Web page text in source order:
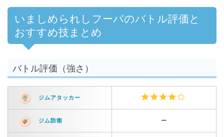
いましめられしフーパのバトル評価と
おすすめ技まとめ
バトル評価（強さ）
ジムアタッカー
ジム防衛 ー